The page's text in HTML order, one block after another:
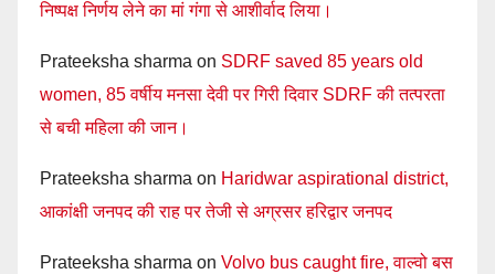
निष्पक्ष निर्णय लेने का मां गंगा से आशीर्वाद लिया।
Prateeksha sharma on SDRF saved 85 years old
women, 85 वर्षीय मनसा देवी पर गिरी दिवार SDRF की तत्परता
से बची महिला की जान।
Prateeksha sharma on Haridwar aspirational district,
आकांक्षी जनपद की राह पर तेजी से अग्रसर हरिद्वार जनपद
Prateeksha sharma on Volvo bus caught fire, वाल्वो बस